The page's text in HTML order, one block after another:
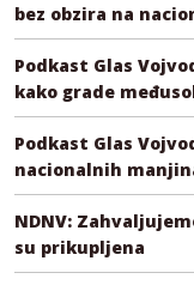
bez obzira na
Podkast Glas
kako grade
Podkast Glas
nacionalnih
NDNV:
su prikupljena